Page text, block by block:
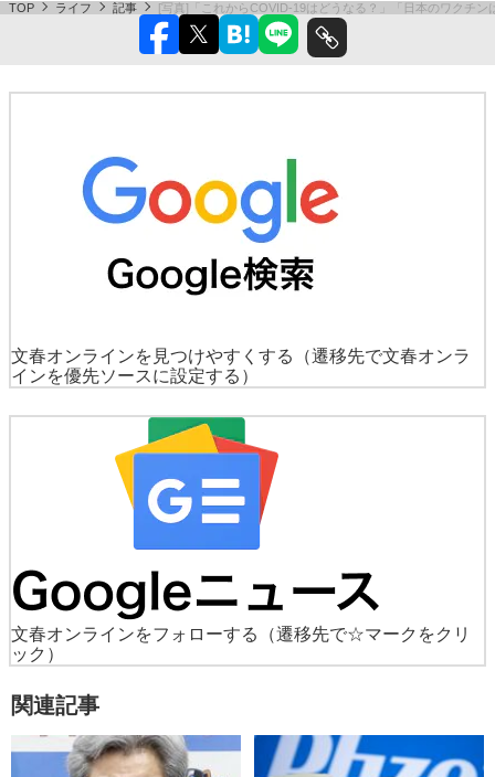
TOP ライフ 記事 [写真]「これからCOVID-19はどうなる？」「日本のワクチ
文春オンラインを見つけやすくする
（遷移先で文春オンラ
インを優先ソースに設定する）
文春オンラインをフォローする
（遷移先で☆マークをクリ
ック）
関連記事